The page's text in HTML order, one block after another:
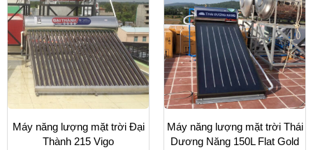
Máy năng lượng mặt trời Đại
Thành 215 Vigo
Máy năng lượng mặt trời Thái
Dương Năng 150L Flat Gold